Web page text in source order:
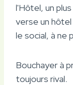
l'Hôtel, un
verse un hôtel
le social, à ne
Bouchayer à
toujours rival.